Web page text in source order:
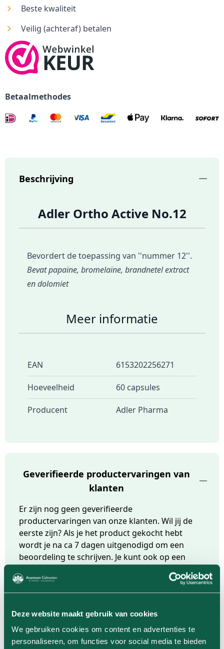
Deze website maakt gebruik van cookies
We gebruiken cookies om content en advertenties te
personaliseren, om functies voor social media te bieden
Beste kwaliteit
Veilig (achteraf) betalen
Betaalmethodes
Beschrijving
Adler Ortho Active No.12
Bevordert de toepassing van ''nummer 12''.
Bevat papaïne, bromelaïne, brandnetel extract
en dolomiet
Meer informatie
EAN 6153202256271
Hoeveelheid 60 capsules
Producent Adler Pharma
Geverifieerde productervaringen van
klanten
Er zijn nog geen geverifieerde
productervaringen van onze klanten. Wil jij de
eerste zijn? Als je het product gekocht hebt
wordt je na ca 7 dagen uitgenodigd om een
beoordeling te schrijven. Je kunt ook op een
ander moment, na aanschaf, inloggen in je
account, en op deze pagina een review schrijven
over het product.